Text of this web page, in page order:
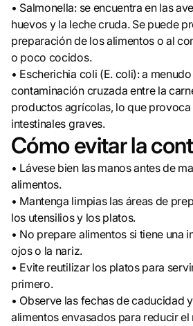
• Salmonella: se encuentra en las
huevos y la leche cruda. Se puede
preparación de los alimentos o al
o poco cocidos.
• Escherichia coli (E. coli): a
contaminación cruzada entre la
productos agrícolas, lo que
intestinales graves.
Cómo evitar la
• Lávese bien las manos antes de
alimentos.
• Mantenga limpias las áreas de
los utensilios y los platos.
• No prepare alimentos si tiene una
ojos o la nariz.
• Evite reutilizar los platos para
primero.
• Observe las fechas de caducidad
alimentos envasados para reducir